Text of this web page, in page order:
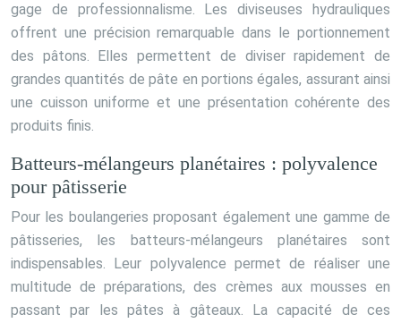
gage de professionnalisme. Les diviseuses hydrauliques
offrent une précision remarquable dans le portionnement
des pâtons. Elles permettent de diviser rapidement de
grandes quantités de pâte en portions égales, assurant ainsi
une cuisson uniforme et une présentation cohérente des
produits finis.
Batteurs-mélangeurs planétaires : polyvalence
pour pâtisserie
Pour les boulangeries proposant également une gamme de
pâtisseries, les batteurs-mélangeurs planétaires sont
indispensables. Leur polyvalence permet de réaliser une
multitude de préparations, des crèmes aux mousses en
passant par les pâtes à gâteaux. La capacité de ces